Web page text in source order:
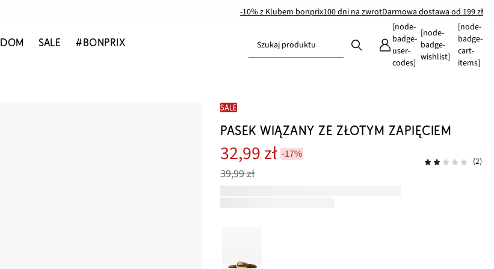
-10% z Klubem bonprix100 dni na zwrotDarmowa dostawa od 199 zł
DOM SALE #BONPRIX Szukaj produktu
[node-
badge-
user-
codes]
[node-
badge-
wishlist]
[node-
badge-
cart-
items]
SALE
PASEK WIĄZANY ZE ZŁOTYM ZAPIĘCIEM
32,99 zł -17%
39,99 zł
(2)